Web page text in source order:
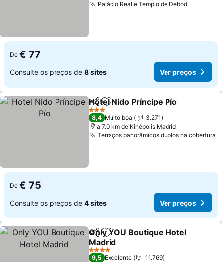
Palácio Real e Templo de Debod
De € 77
Consulte os preços de 8 sites Ver preços
PartilharAdicionar aos favoritos
Hotel Nido Príncipe Pío
3 Estrelas
8,4 Muito boa
3.271
a 7.0 km de Kinépolis Madrid
Terraços panorâmicos duplos na cobertura
De € 75
Consulte os preços de 4 sites Ver preços
PartilharAdicionar aos favoritos
Only YOU Boutique Hotel
Madrid
4 Estrelas
9,5 Excelente
11.769